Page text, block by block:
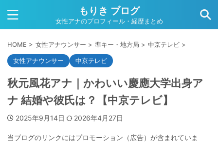
もりき ブログ
女性アナのプロフィール・経歴まとめ
HOME > 女性アナウンサー > 準キー・地方局 > 中京テレビ >
女性アナウンサー 中京テレビ
秋元風花アナ｜かわいい慶應大学出身ア
ナ 結婚や彼氏は？【中京テレビ】
2025年9月14日 2026年4月27日
当ブログのリンクにはプロモーション（広告）が含まれていま